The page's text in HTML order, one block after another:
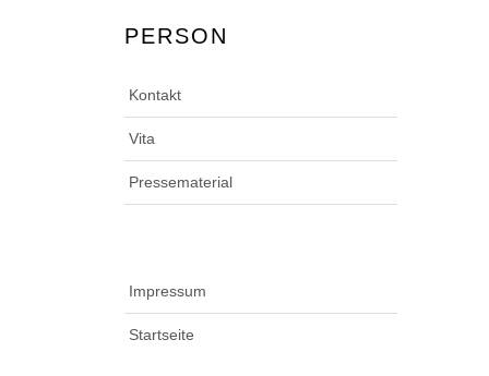
PERSON
Kontakt
Vita
Pressematerial
Impressum
Startseite